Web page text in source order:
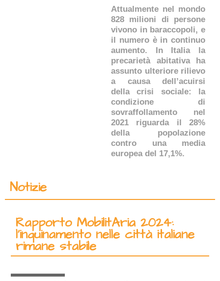
Attualmente nel mondo
828 milioni di persone
vivono in baraccopoli, e
il numero è in continuo
aumento. In Italia la
precarietà abitativa ha
assunto ulteriore rilievo
a causa dell’acuirsi
della crisi sociale: la
condizione di
sovraffollamento nel
2021 riguarda il 28%
della popolazione
contro una media
europea del 17,1%.
Notizie
Rapporto MobilitAria 2024:
l’inquinamento nelle città italiane
rimane stabile